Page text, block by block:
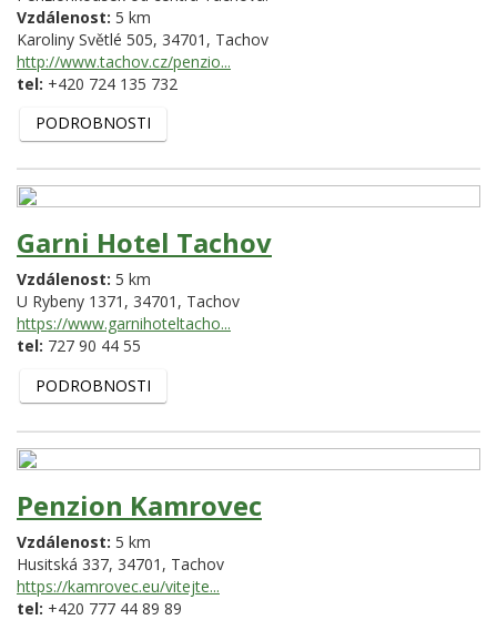
Vzdálenost: 5 km
Karoliny Světlé 505, 34701, Tachov
http://www.tachov.cz/penzio...
tel: +420 724 135 732
PODROBNOSTI
Garni Hotel Tachov
Vzdálenost: 5 km
U Rybeny 1371, 34701, Tachov
https://www.garnihoteltacho...
tel: 727 90 44 55
PODROBNOSTI
Penzion Kamrovec
Vzdálenost: 5 km
Husitská 337, 34701, Tachov
https://kamrovec.eu/vitejte...
tel: +420 777 44 89 89